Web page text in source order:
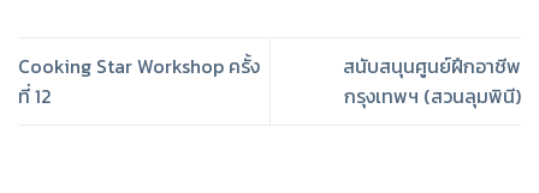
Cooking Star Workshop ครั้ง
ที่ 12
สนับสนุนศูนย์ฝึกอาชีพ
กรุงเทพฯ (สวนลุมพินี)